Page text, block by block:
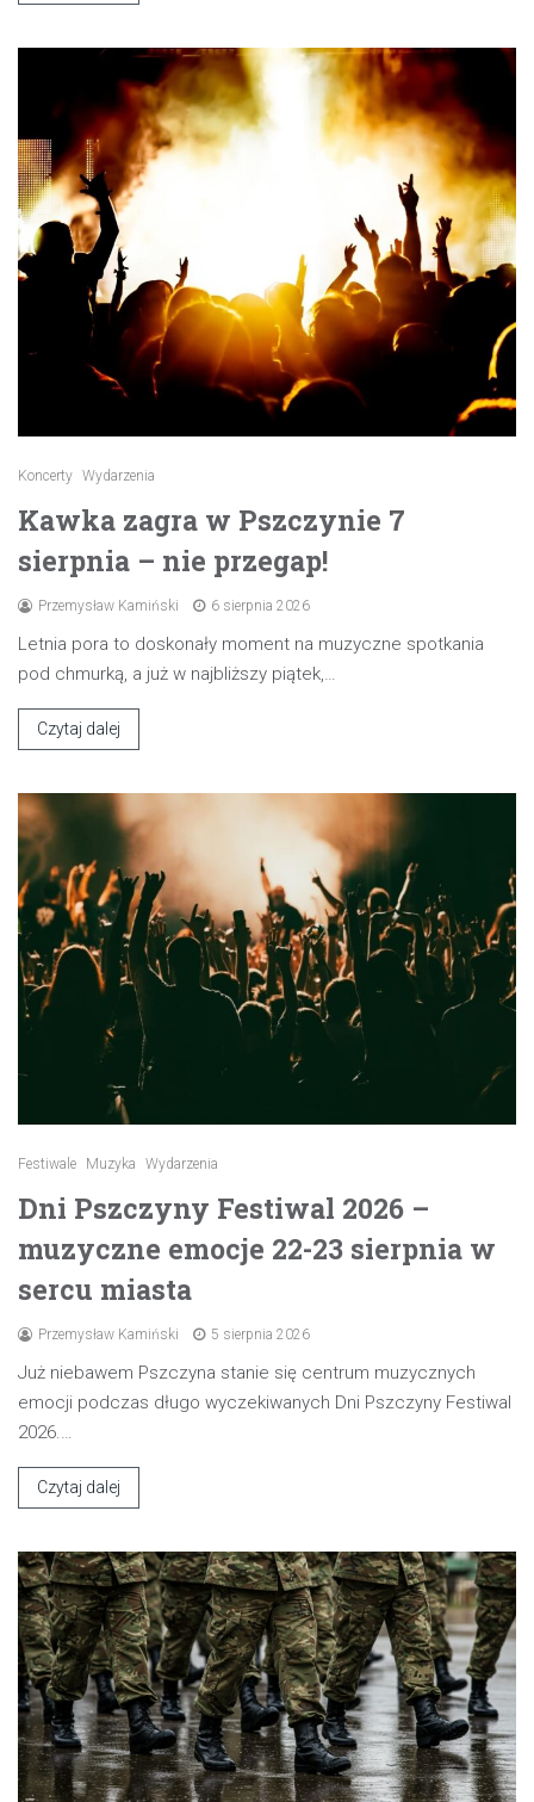
Koncerty Wydarzenia
Kawka zagra w Pszczynie 7
sierpnia – nie przegap!
Przemysław Kamiński 6 sierpnia 2026
Letnia pora to doskonały moment na muzyczne spotkania
pod chmurką, a już w najbliższy piątek,…
Czytaj dalej
Festiwale Muzyka Wydarzenia
Dni Pszczyny Festiwal 2026 –
muzyczne emocje 22-23 sierpnia w
sercu miasta
Przemysław Kamiński 5 sierpnia 2026
Już niebawem Pszczyna stanie się centrum muzycznych
emocji podczas długo wyczekiwanych Dni Pszczyny Festiwal
2026.…
Czytaj dalej